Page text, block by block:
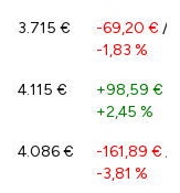
3.715 € -69,20 € /
-1,83 %
4.115 € +98,59 €
+2,45 %
4.086 € -161,89 € /
-3,81 %